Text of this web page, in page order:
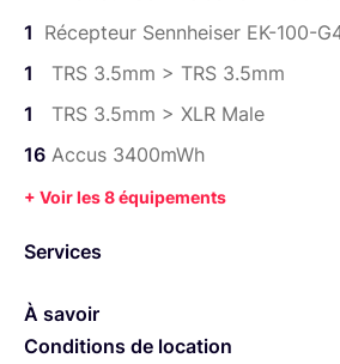
Micro-Cravate ME-2 omni
Matériel accessible sur Paris,
1 Récepteur Sennheiser EK-100-
1
TRS 3.5mm > TRS 3.5mm
1
TRS 3.5mm > XLR Male
16 Accus 3400mWh
+ Voir les 8 équipements
Services
À savoir
Conditions de location